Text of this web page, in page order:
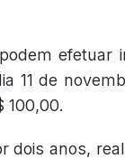
efetuar
11 de
100,00.
anos,